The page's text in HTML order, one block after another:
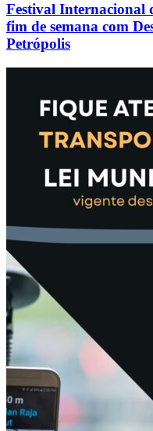
Festival Internacional
fim de semana com
Petrópolis